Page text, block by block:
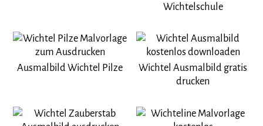
Wichtelschule
Ausmalbild Wichtel Pilze
Wichtel Ausmalbild gratis
drucken